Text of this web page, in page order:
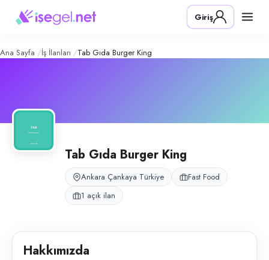
Gıda Burger King – Şirket
Konum:
TAB Gıda Burger King, Ankara Çankaya'da Burger King restoran
Giriş
Ana Sayfa İş İlanları Tab Gıda Burger King
Tab Gıda Burger King
Ankara Çankaya Türkiye
Fast Food
1 açık ilan
Hakkımızda